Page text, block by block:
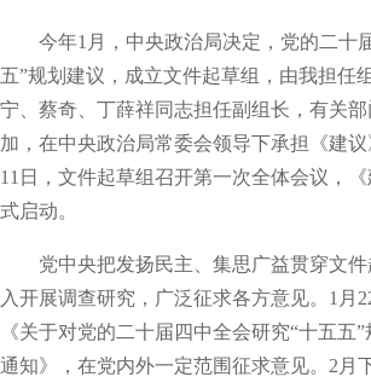
今年1月，中央政治局决定，党的二十
五”规划建议，成立文件起草组，由我担任
宁、蔡奇、丁薛祥同志担任副组长，有关
加，在中央政治局常委会领导下承担《建议
11日，文件起草组召开第一次全体会议，
式启动。
党中央把发扬民主、集思广益贯穿文件
入开展调查研究，广泛征求各方意见。1月
《关于对党的二十届四中全会研究“十五五
通知》，在党内外一定范围征求意见。2月